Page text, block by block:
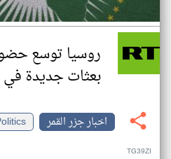
روسيا توسع
بعثات جديدة في 4 دول أفريقية
اخبار جزر القمر
TG39ZI